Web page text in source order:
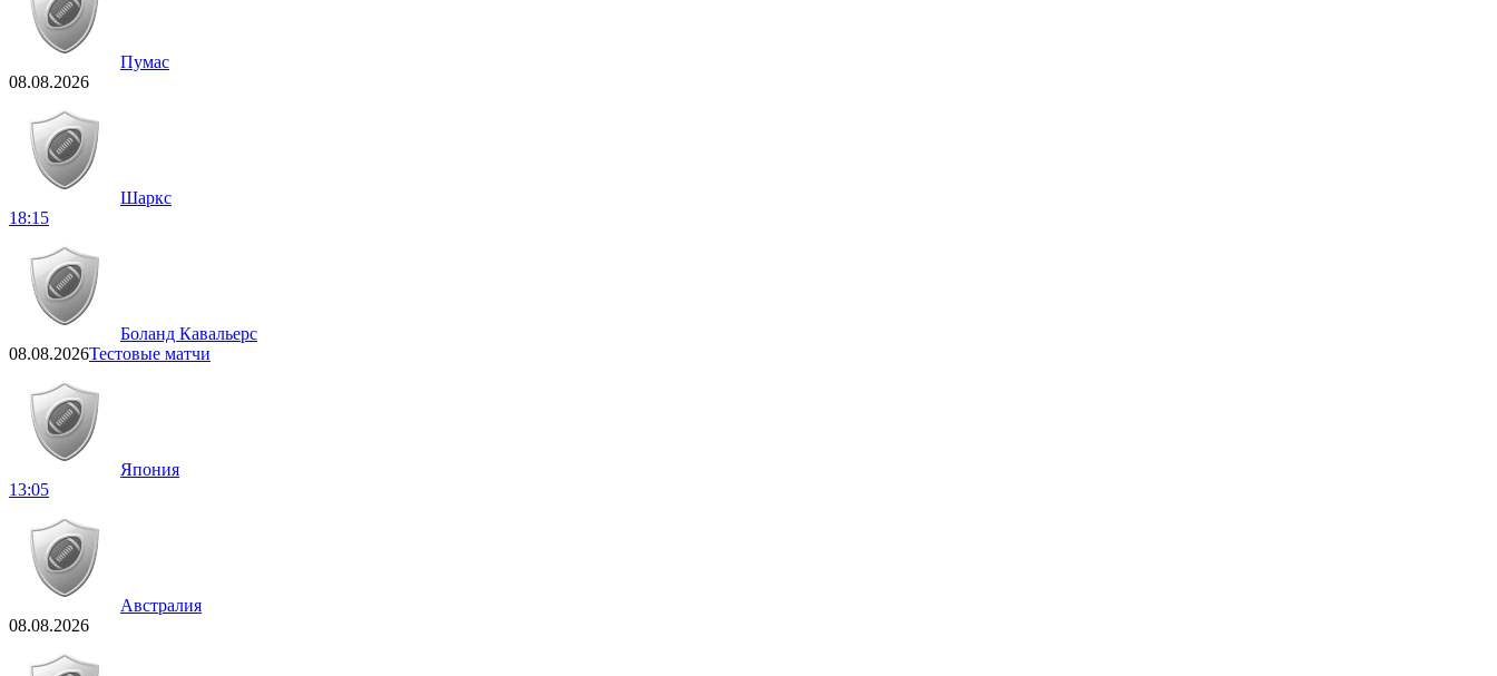
Пумас
08.08.2026
Шаркс
18:15
Боланд Кавальерс
08.08.2026Тестовые матчи
Япония
13:05
Австралия
08.08.2026